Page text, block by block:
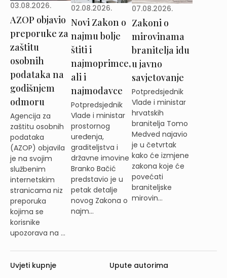
03.08.2026.
AZOP objavio
preporuke za
zaštitu
osobnih
podataka na
godišnjem
odmoru
Agencija za
zaštitu osobnih
podataka
(AZOP) objavila
je na svojim
službenim
internetskim
stranicama niz
preporuka
kojima se
korisnike
upozorava na ...
02.08.2026.
Novi Zakon o
najmu bolje
štiti i
najmoprimce,
ali i
najmodavce
Potpredsjednik
Vlade i ministar
prostornog
uređenja,
graditeljstva i
državne imovine
Branko Bačić
predstavio je u
petak detalje
novog Zakona o
najm...
07.08.2026.
Zakoni o
mirovinama
branitelja idu
u javno
savjetovanje
Potpredsjednik
Vlade i ministar
hrvatskih
branitelja Tomo
Medved najavio
je u četvrtak
kako će izmjene
zakona koje će
povećati
braniteljske
mirovin...
Uvjeti kupnje
Upute autorima